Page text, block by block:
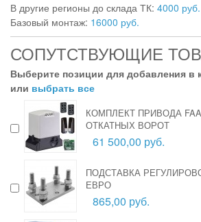
В другие регионы до склада ТК: 4000 руб.
Базовый монтаж: 16000 руб.
СОПУТСТВУЮЩИЕ
Выберите позиции для добавления в
или выбрать все
КОМПЛЕКТ ПРИВОДА
ОТКАТНЫХ ВОРОТ
61 500,00 руб.
ПОДСТАВКА
ЕВРО
865,00 руб.